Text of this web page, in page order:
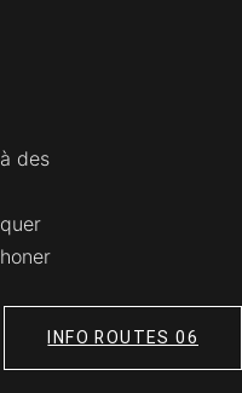
des
INFO ROUTES 06